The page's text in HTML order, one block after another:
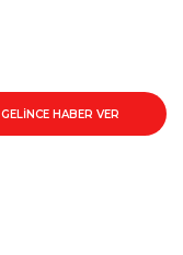
GELİNCE HABER VER